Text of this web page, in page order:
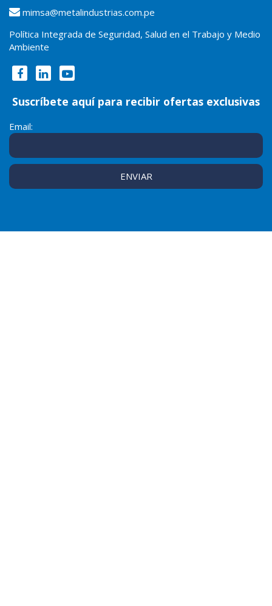
mimsa@metalindustrias.com.pe
Política Integrada de Seguridad, Salud en el Trabajo y Medio
Ambiente
Suscríbete aquí para recibir ofertas exclusivas
Email: